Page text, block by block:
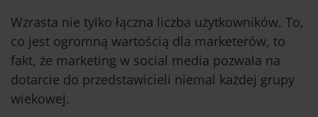
Wzrasta nie tylko łączna liczba użytkowników. To,
co jest ogromną wartością dla marketerów, to
fakt, że marketing w social media pozwala na
dotarcie do przedstawicieli niemal każdej grupy
wiekowej.